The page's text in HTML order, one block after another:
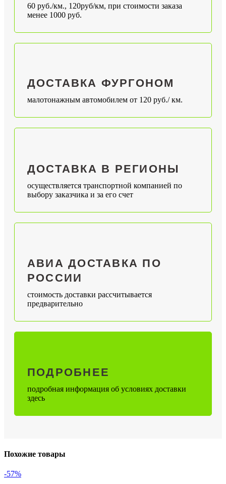
60 руб./км., 120руб/км, при стоимости заказа
менее 1000 руб.
ДОСТАВКА ФУРГОНОМ
малотонажным автомобилем от 120 руб./ км.
ДОСТАВКА В РЕГИОНЫ
осуществляется транспортной компанией по
выбору заказчика и за его счет
АВИА ДОСТАВКА ПО
РОССИИ
стоимость доставки рассчитывается
предварительно
ПОДРОБНЕЕ
подробная информация об условиях доставки
здесь
Похожие товары
-57%